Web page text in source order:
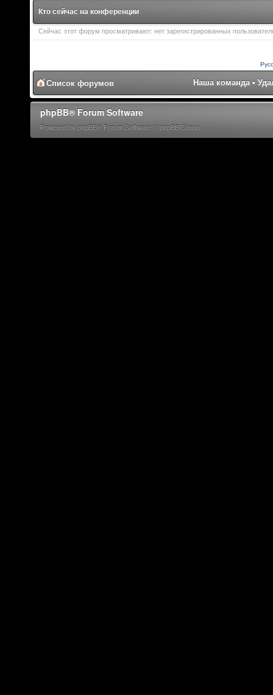
Кто сейчас на конференции
Сейчас этот форум просматривают: нет зарегистрированных
Список форумов Наша команда•
phpBB® Forum Software
Powered by phpBB® Forum Software © phpBB Group